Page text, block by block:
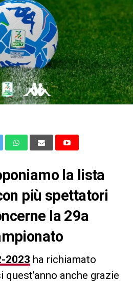
la lista
più spettatori
la 29a
2023 ha richiamato
anche grazie